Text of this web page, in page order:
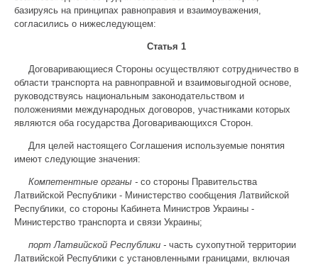
базируясь на принципах равноправия и взаимоуважения,
согласились о нижеследующем:
Статья 1
Договаривающиеся Стороны осуществляют сотрудничество в
области транспорта на равноправной и взаимовыгодной основе,
руководствуясь национальным законодательством и
положениями международных договоров, участниками которых
являются оба государства Договаривающихся Сторон.
Для целей настоящего Соглашения используемые понятия
имеют следующие значения:
Компетентные органы - со стороны Правительства
Латвийской Республики - Министерство сообщения Латвийской
Республики, со стороны Кабинета Министров Украины -
Министерство транспорта и связи Украины;
порт Латвийской Республики - часть сухопутной территории
Латвийской Республики с установленными границами, включая